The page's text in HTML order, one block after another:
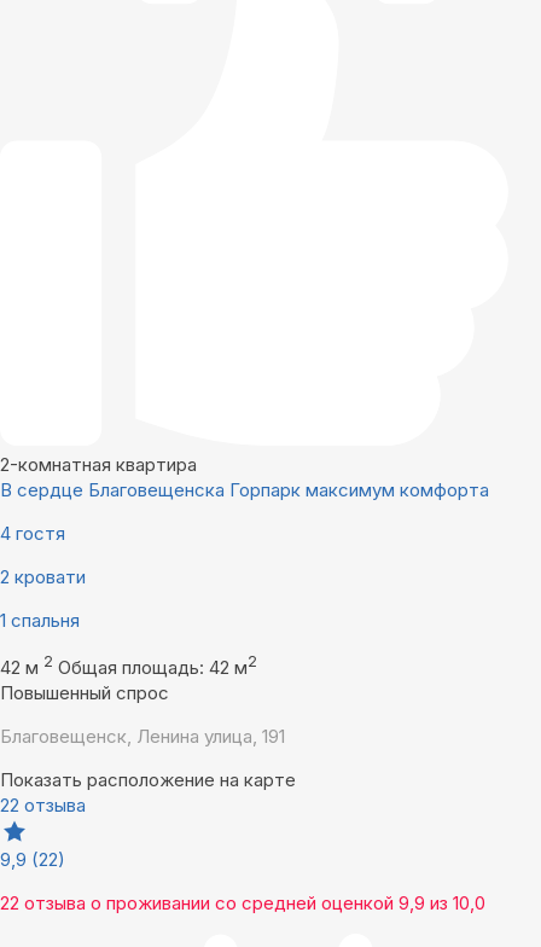
2-комнатная квартира
В сердце Благовещенска Горпарк максимум комфорта
4 гостя
2 кровати
1 спальня
42 м 2 Общая площадь: 42 м2
Повышенный спрос
Благовещенск, Ленина улица, 191
Показать расположение на карте
22 отзыва
9,9 (22)
22 отзыва о проживании со средней оценкой 9,9 из 10,0